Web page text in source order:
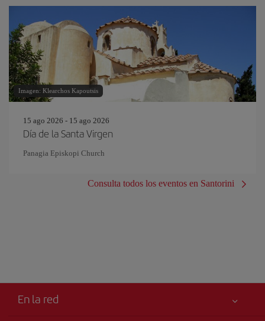
Imagen: Klearchos Kapoutsis
15 ago 2026 - 15 ago 2026
Día de la Santa Virgen
Panagia Episkopi Church
Consulta todos los eventos en Santorini
En la red